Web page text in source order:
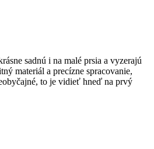
sadnú i na malé prsia a vyzerajú
materiál a precízne spracovanie,
to je vidieť hneď na prvý